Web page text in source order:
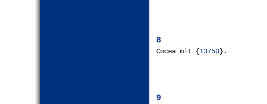
8
Сосна mit {13750}.
9